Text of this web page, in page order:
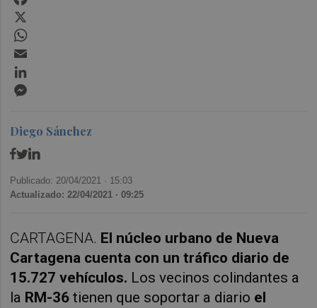
Diego Sánchez
Publicado: 20/04/2021 · 15:03
Actualizado: 22/04/2021 · 09:25
CARTAGENA. El núcleo urbano de Nueva
Cartagena cuenta con un tráfico diario de
15.727 vehículos. Los vecinos colindantes a
la RM-36 tienen que soportar a diario el